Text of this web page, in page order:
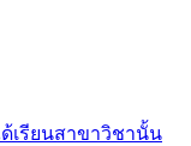
ด้เรียนสาขาวิชานั้น